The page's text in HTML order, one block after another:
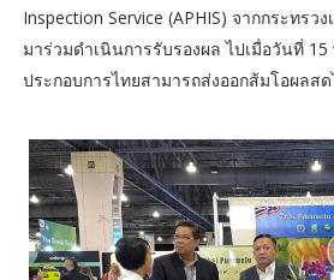
Inspection Service (APHIS) จากกระทรว
มาร่วมดำเนินการรับรองผล ไปเมื่อวันที่
ประกอบการไทยสามารถส่งออกส้มโอผลส